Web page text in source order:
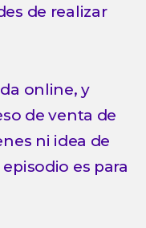
de realizar
online, y
de venta de
ni idea de
es para